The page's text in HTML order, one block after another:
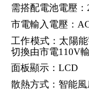
需搭配電池電壓
市電輸入電壓：
工作模式：太陽
切換由市電110V
面板顯示：LCD
散熱方式：智能風